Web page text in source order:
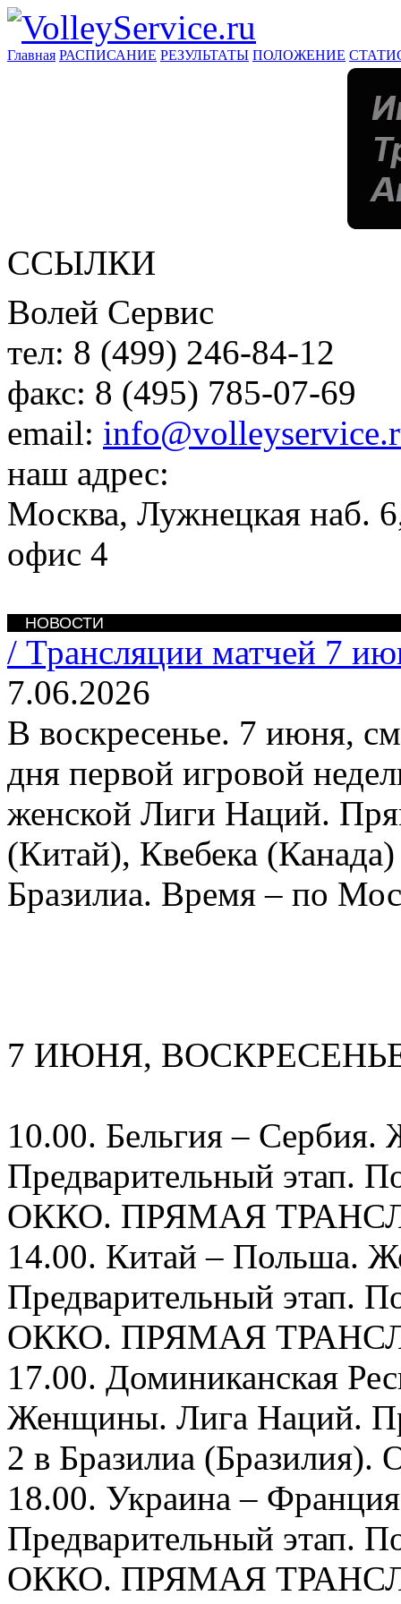
Главная РАСПИСАНИЕ РЕЗУЛЬТАТЫ ПОЛОЖЕНИЕ
ССЫЛКИ
Волей Сервис
тел: 8 (499) 246-84-12
факс: 8 (495) 785-07-69
email:
наш адрес:
Москва, Лужнецкая наб.
офис 4
НОВОСТИ
/ Трансляции матчей 7
7.06.2026
В воскресенье. 7 июня,
дня первой игровой
женской Лиги Наций.
(Китай), Квебека
Бразилиа. Время – по
7 ИЮНЯ,
10.00. Бельгия –
Предварительный этап.
ОККО. ПРЯМАЯ
14.00. Китай – Польша.
Предварительный этап.
ОККО. ПРЯМАЯ
17.00. Доминиканская
Женщины. Лига Наций.
2 в Бразилиа
18.00. Украина –
Предварительный этап.
ОККО. ПРЯМАЯ